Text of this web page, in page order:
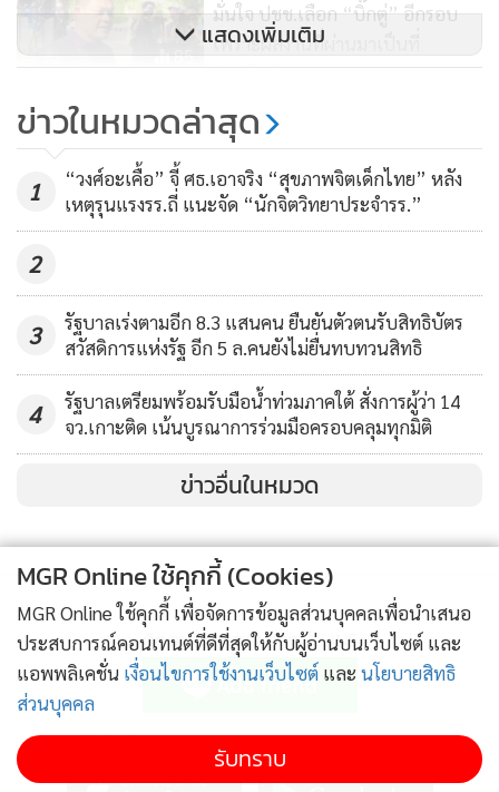
85
มั่นใจ ปชช.เลือก “บิ๊กตู่” อีกรอบ
เพราะผลงานที่ผ่านมาเป็นที่
ประจักษ์
5,505
ภท.แพ็ก พปชร. บวกพรรค “ลุงตู่”
= รัฐบาล!?
แสดงเพิ่มเติม
ข่าวในหมวดล่าสุด
1
“วงศ์อะเคื้อ” จี้ ศธ.เอาจริง “สุขภาพจิตเด็กไทย” หลัง
เหตุรุนแรงรร.ถี่ แนะจัด “นักจิตวิทยาประจำรร.”
2
3
รัฐบาลเร่งตามอีก 8.3 แสนคน ยืนยันตัวตนรับสิทธิบัตร
สวัสดิการแห่งรัฐ อีก 5 ล.คนยังไม่ยื่นทบทวนสิทธิ
4
รัฐบาลเตรียมพร้อมรับมือน้ำท่วมภาคใต้ สั่งการผู้ว่า 14
จว.เกาะติด เน้นบูรณาการร่วมมือครอบคลุมทุกมิติ
ข่าวอื่นในหมวด
ติดตามข่าวสารผ่านทาง LINE
MGR Online Application
MGR Online ใช้คุกกี้ (Cookies)
MGR Online ใช้คุกกี้ เพื่อจัดการข้อมูลส่วนบุคคลเพื่อนำเสนอ
ประสบการณ์คอนเทนต์ที่ดีที่สุดให้กับผู้อ่านบนเว็บไซต์ และ
แอพพลิเคชั่น เงื่อนไขการใช้งานเว็บไซต์ และ นโยบายสิทธิ
ส่วนบุคคล
รับทราบ